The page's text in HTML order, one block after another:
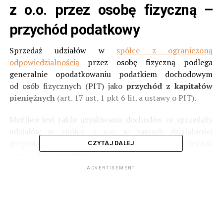
z o.o. przez osobę fizyczną –
przychód podatkowy
Sprzedaż udziałów w spółce z ograniczoną
odpowiedzialnościąprzez osobę fizyczną podlega
generalnie opodatkowaniu podatkiem dochodowym
od osób fizycznych (PIT) jakoprzychód z kapitałów
pieniężnych (art. 17 ust. 1 pkt 6 lit. a ustawy o PIT).
Możliwe jest także uzyskiwanie dochodów ze sprzedaży
gospodarczej, ten jednak artykuł nie dotyczy jednak
tego rodzaju sprzedaży.
CZYTAJ DALEJ
ADVERTISEMENT